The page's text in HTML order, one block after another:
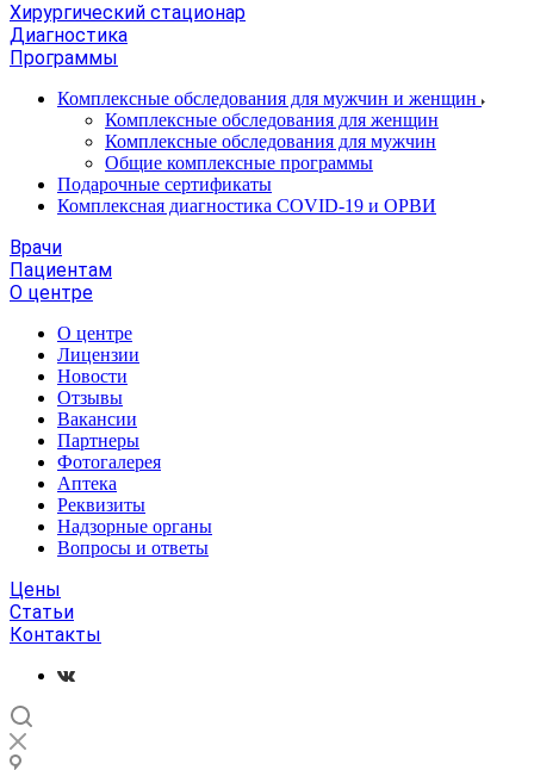
Хирургический стационар
Диагностика
Программы
Комплексные обследования для мужчин и женщин
Комплексные обследования для женщин
Комплексные обследования для мужчин
Общие комплексные программы
Подарочные сертификаты
Комплексная диагностика COVID-19 и ОРВИ
Врачи
Пациентам
О центре
О центре
Лицензии
Новости
Отзывы
Вакансии
Партнеры
Фотогалерея
Аптека
Реквизиты
Надзорные органы
Вопросы и ответы
Цены
Статьи
Контакты